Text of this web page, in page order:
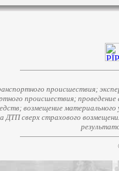
происшествия;
происшествия;
возмещение
ДТП сверх страхового